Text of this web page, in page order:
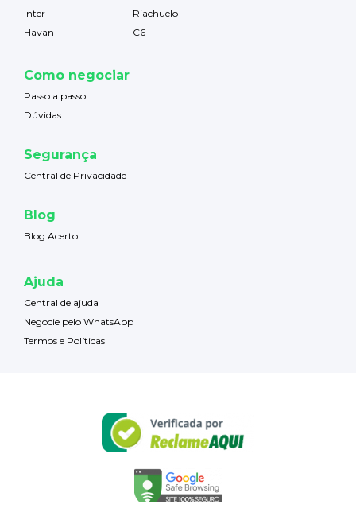
Inter
Riachuelo
Havan
C6
Como negociar
Passo a passo
Dúvidas
Segurança
Central de Privacidade
Blog
Blog Acerto
Ajuda
Central de ajuda
Negocie pelo WhatsApp
Termos e Políticas